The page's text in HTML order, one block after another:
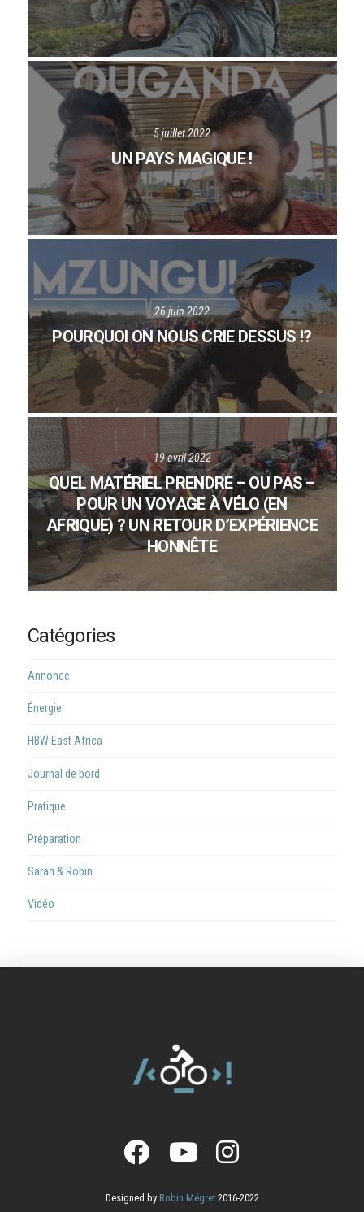
5 juillet 2022
UN PAYS MAGIQUE !
26 juin 2022
POURQUOI ON NOUS CRIE DESSUS !?
19 avril 2022
QUEL MATÉRIEL PRENDRE – OU PAS –
POUR UN VOYAGE À VÉLO (EN
AFRIQUE) ? UN RETOUR D’EXPÉRIENCE
HONNÊTE
Catégories
Annonce
Énergie
HBW East Africa
Journal de bord
Pratique
Préparation
Sarah & Robin
Vidéo
Designed by Robin Mégret2016-2022